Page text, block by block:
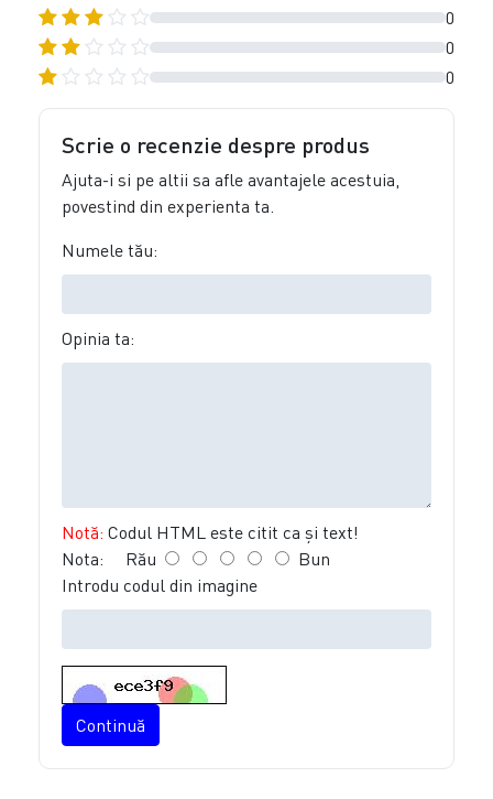
0
0
0
Scrie o recenzie despre produs
Ajuta-i si pe altii sa afle avantajele acestuia,
povestind din experienta ta.
Numele tău:
Opinia ta:
Notă: Codul HTML este citit ca şi text!
Nota: Rău
Bun
Introdu codul din imagine
Continuă